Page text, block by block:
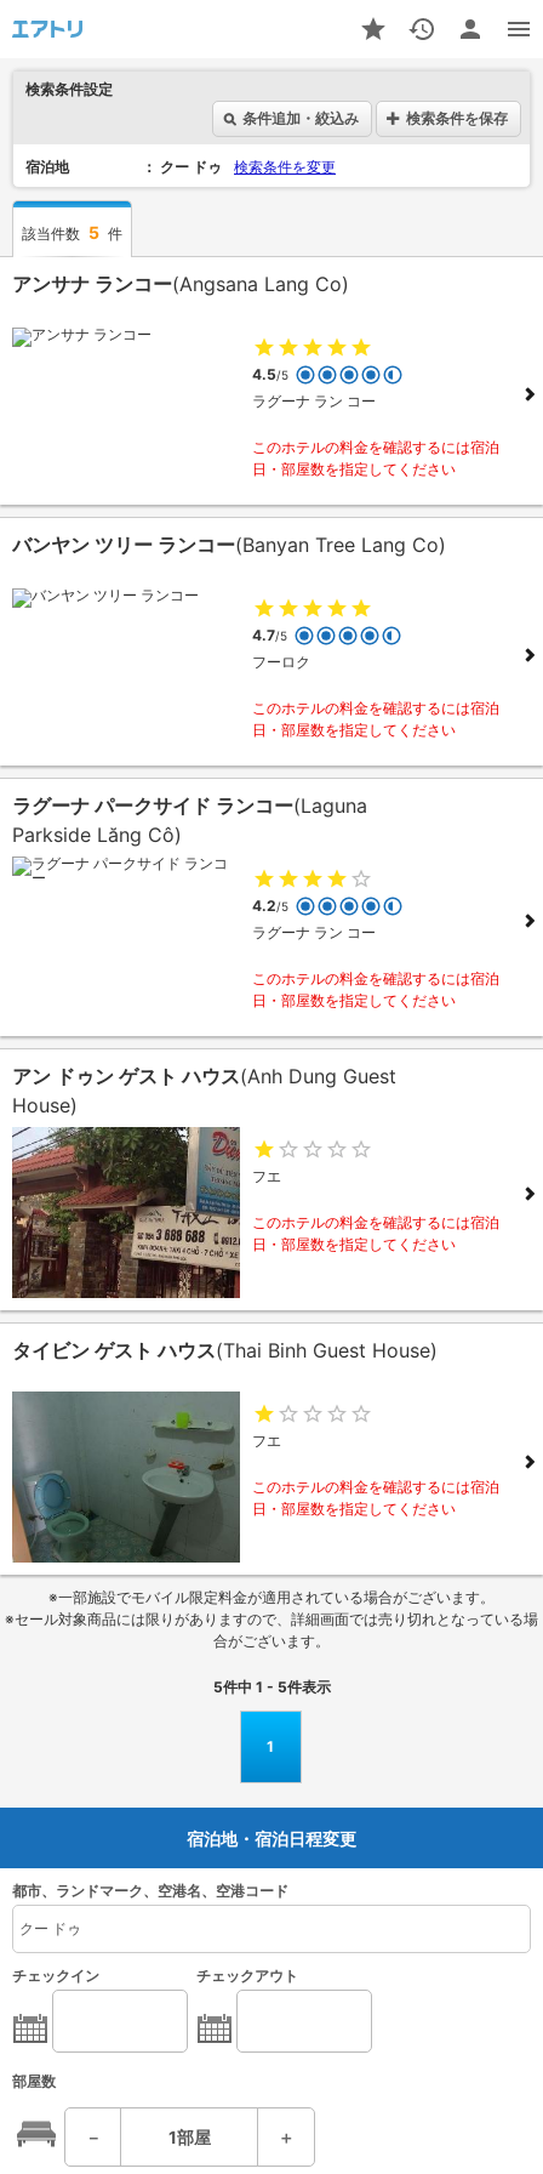
検索条件設定
条件追加・絞込み
検索条件を保存
宿泊地 クー ドゥ 検索条件を変更
該当件数 5 件
アンサナ ランコー(Angsana Lang Co)
4.5/5
ラグーナ ラン コー
このホテルの料金を確認するには宿泊
日・部屋数を指定してください
バンヤン ツリー ランコー(Banyan Tree Lang Co)
4.7/5
フーロク
このホテルの料金を確認するには宿泊
日・部屋数を指定してください
ラグーナ パークサイド ランコー(Laguna
Parkside Lăng Cô)
4.2/5
ラグーナ ラン コー
このホテルの料金を確認するには宿泊
日・部屋数を指定してください
アン ドゥン ゲスト ハウス(Anh Dung Guest
House)
フエ
このホテルの料金を確認するには宿泊
日・部屋数を指定してください
タイビン ゲスト ハウス(Thai Binh Guest House)
フエ
このホテルの料金を確認するには宿泊
日・部屋数を指定してください
※一部施設でモバイル限定料金が適用されている場合がございます。
※セール対象商品には限りがありますので、詳細画面では売り切れとなっている場
合がございます。
5件中 1 - 5件表示
1
宿泊地・宿泊日程変更
都市、ランドマーク、空港名、空港コード
チェックイン チェックアウト
部屋数
－ 1部屋 ＋